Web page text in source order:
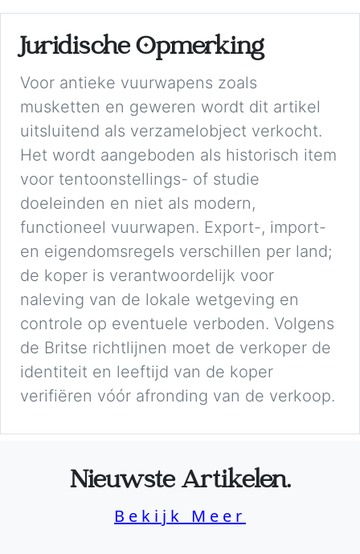
Juridische Opmerking
Voor antieke vuurwapens zoals
musketten en geweren wordt dit artikel
uitsluitend als verzamelobject verkocht.
Het wordt aangeboden als historisch item
voor tentoonstellings- of studie
doeleinden en niet als modern,
functioneel vuurwapen. Export-, import-
en eigendomsregels verschillen per land;
de koper is verantwoordelijk voor
naleving van de lokale wetgeving en
controle op eventuele verboden. Volgens
de Britse richtlijnen moet de verkoper de
identiteit en leeftijd van de koper
verifiëren vóór afronding van de verkoop.
Nieuwste Artikelen.
Bekijk Meer